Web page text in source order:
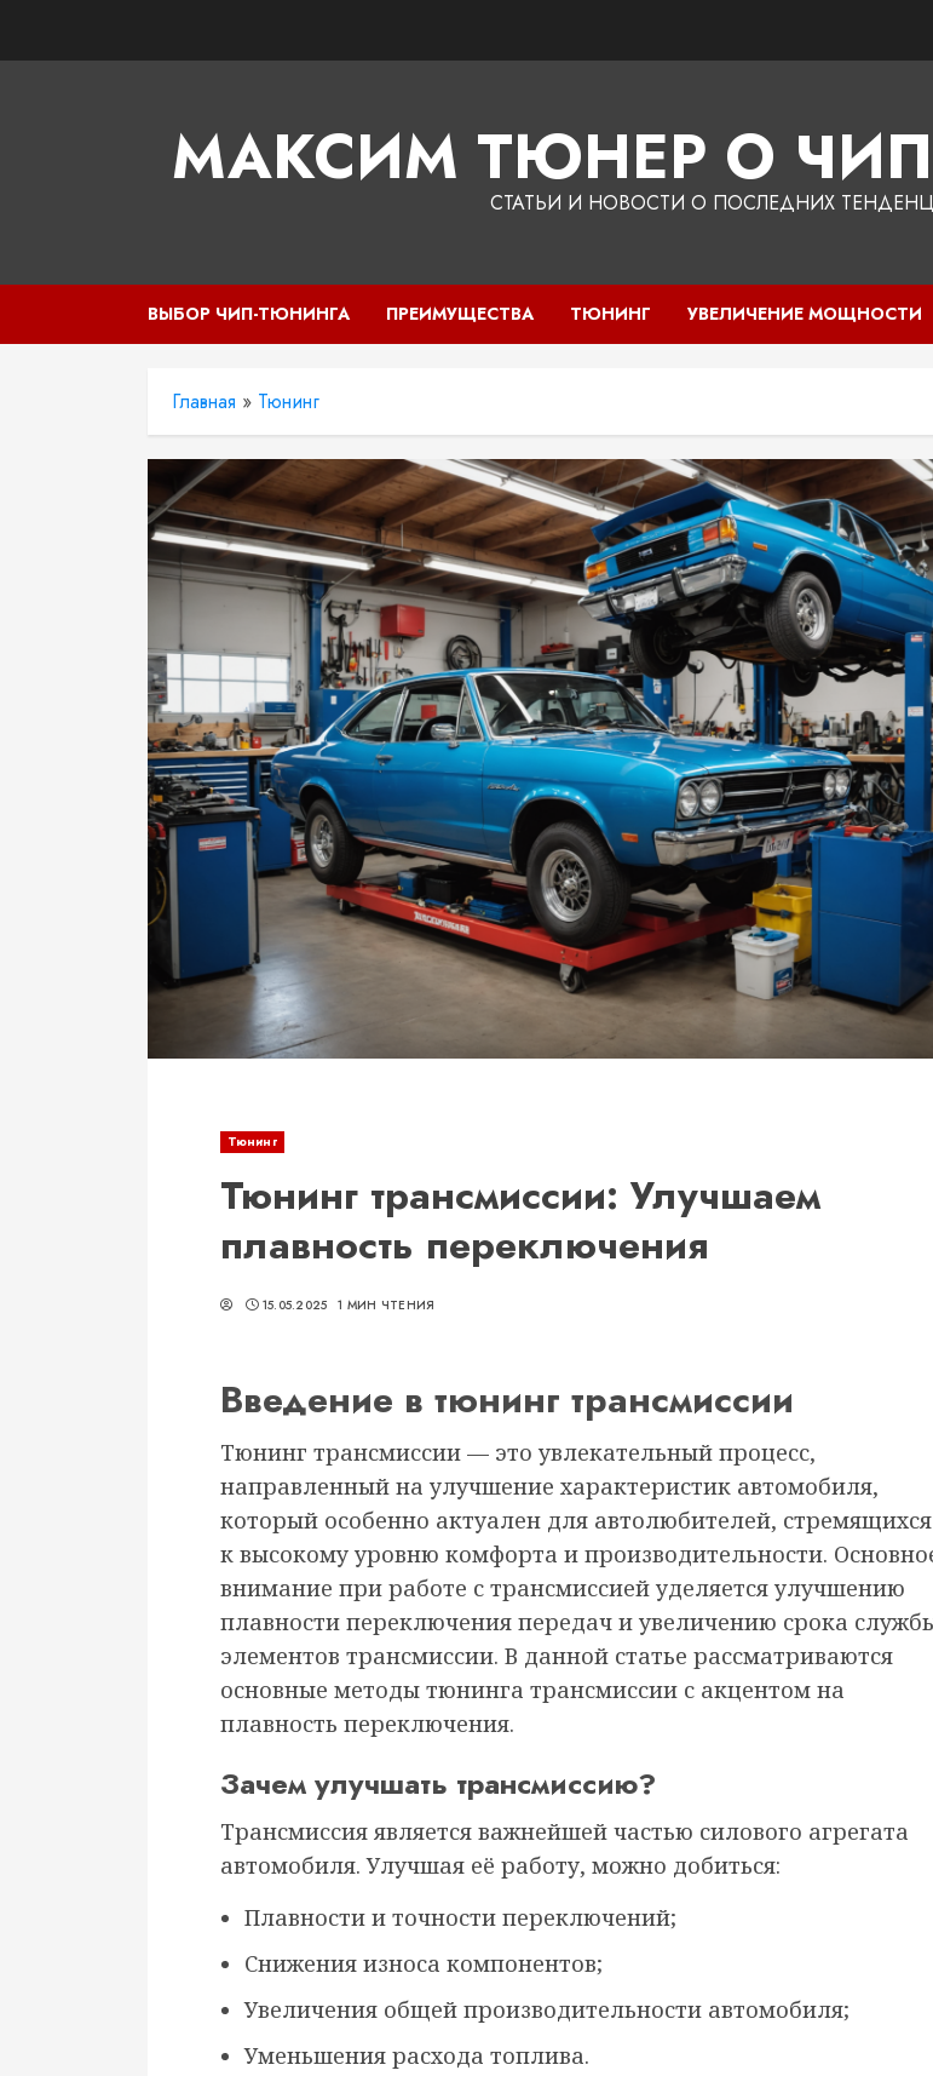
МАКСИМ ТЮНЕР О
СТАТЬИ И НОВОСТИ О ПОСЛЕДНИХ
ВЫБОР ЧИП-ТЮНИНГА ПРЕИМУЩЕСТВА ТЮНИНГ УВЕЛИЧЕНИЕ МОЩНОСТИ
Главная » Тюнинг
Тюнинг
Тюнинг трансмиссии: Улучшаем
плавность переключения
15.05.2025 1 МИН ЧТЕНИЯ
Введение в тюнинг трансмиссии
Тюнинг трансмиссии — это увлекательный процесс,
направленный на улучшение характеристик автомобиля,
который особенно актуален для автолюбителей, стремящихся
к высокому уровню комфорта и производительности.
внимание при работе с трансмиссией уделяется улучшению
плавности переключения передач и увеличению срока
элементов трансмиссии. В данной статье рассматриваются
основные методы тюнинга трансмиссии с акцентом на
плавность переключения.
Зачем улучшать трансмиссию?
Трансмиссия является важнейшей частью силового агрегата
автомобиля. Улучшая её работу, можно добиться:
Плавности и точности переключений;
Снижения износа компонентов;
Увеличения общей производительности автомобиля;
Уменьшения расхода топлива.